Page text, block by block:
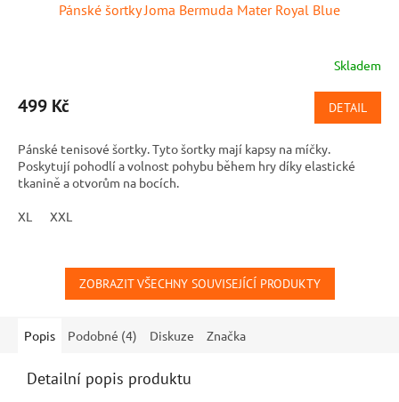
Pánské šortky Joma Bermuda Mater Royal Blue
Skladem
499 Kč DETAIL
Pánské tenisové šortky. Tyto šortky mají kapsy na míčky.
Poskytují pohodlí a volnost pohybu během hry díky elastické
tkanině a otvorům na bocích.
XL XXL
ZOBRAZIT VŠECHNY SOUVISEJÍCÍ PRODUKTY
Popis Podobné (4) Diskuze Značka
Detailní popis produktu